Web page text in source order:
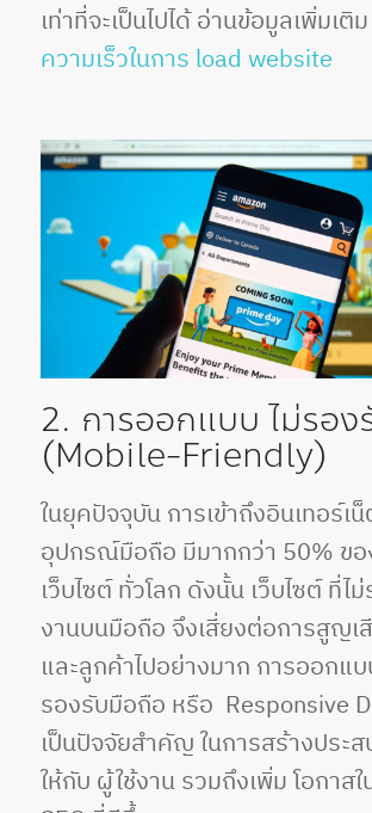
เท่าที่จะเป็นไปได้ อ่านข้อมูลเพิ่มเติม
ความเร็วในการ load website
2. การออกแบบ ไม่รอ
(Mobile-Friendly)
ในยุคปัจจุบัน การเข้าถึงอินเทอร์เ
อุปกรณ์มือถือ มีมากกว่า 50% ขอ
เว็บไซต์ ทั่วโลก ดังนั้น เว็บไซต์ ที่ไ
งานบนมือถือ จึงเสี่ยงต่อการสูญเ
และลูกค้าไปอย่างมาก การออกแบ
รองรับมือถือ หรือ Responsive
เป็นปัจจัยสำคัญ ในการสร้างประ
ให้กับ ผู้ใช้งาน รวมถึงเพิ่ม โอกาสใ